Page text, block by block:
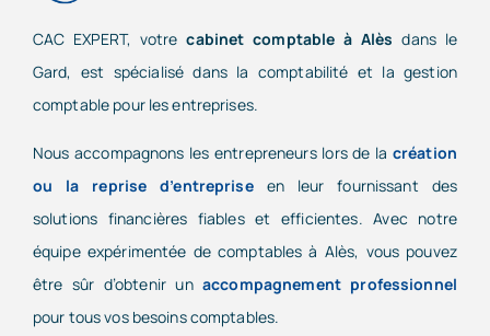
CAC EXPERT, votrecabinet comptable à Alès dans le
Gard, est spécialisé dans la comptabilité et la gestion
comptable pour les entreprises.
Nous accompagnons les entrepreneurs lors de la création
ou la reprise d’entrepriseen leur fournissant des
solutions financières fiables et efficientes. Avec notre
équipe expérimentée de comptables à Alès, vous pouvez
être sûr d’obtenir unaccompagnement professionnel
pour tous vos besoins comptables.